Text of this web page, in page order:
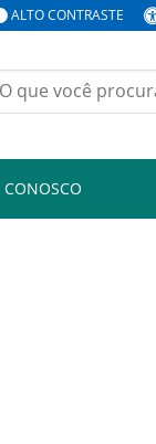
ALTO CONTRASTE
CONOSCO